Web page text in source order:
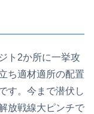
ト2か所に一挙攻
ち適材適所の配置
す。今まで潜伏し
放戦線大ピンチで